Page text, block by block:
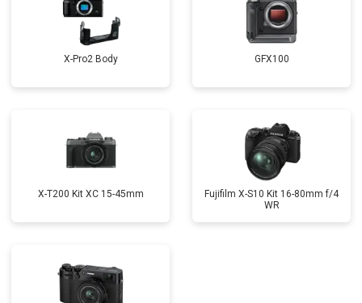
X-Pro2 Body GFX100
X-T200 Kit XC 15-45mm
Fujifilm X-S10 Kit 16-80mm f/4
WR